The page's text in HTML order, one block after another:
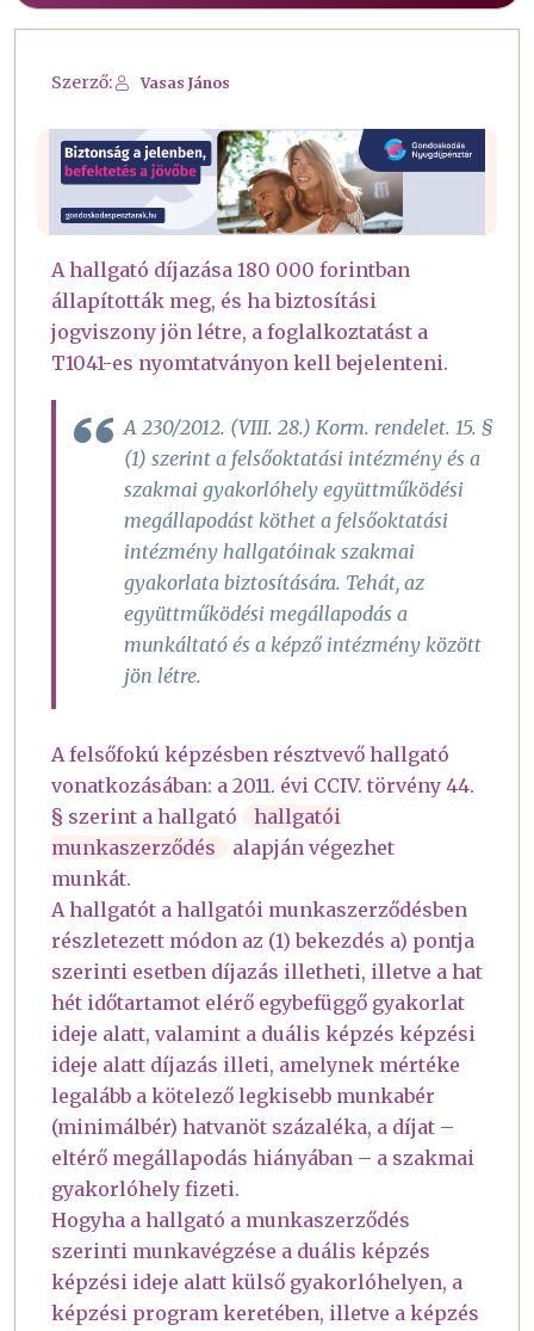
Szerző: Vasas János
A hallgató díjazása 180 000 forintban
állapították meg, és ha biztosítási
jogviszony jön létre, a foglalkoztatást a
T1041-es nyomtatványon kell bejelenteni.
A 230/2012. (VIII. 28.) Korm. rendelet. 15. §
(1) szerint a felsőoktatási intézmény és a
szakmai gyakorlóhely együttműködési
megállapodást köthet a felsőoktatási
intézmény hallgatóinak szakmai
gyakorlata biztosítására. Tehát, az
együttműködési megállapodás a
munkáltató és a képző intézmény között
jön létre.
A felsőfokú képzésben résztvevő hallgató
vonatkozásában: a 2011. évi CCIV. törvény 44.
§ szerint a hallgató
hallgatói
munkaszerződés
alapján végezhet
munkát.
A hallgatót a hallgatói munkaszerződésben
részletezett módon az (1) bekezdés a) pontja
szerinti esetben díjazás illetheti, illetve a hat
hét időtartamot elérő egybefüggő gyakorlat
ideje alatt, valamint a duális képzés képzési
ideje alatt díjazás illeti, amelynek mértéke
legalább a kötelező legkisebb munkabér
(minimálbér) hatvanöt százaléka, a díjat –
eltérő megállapodás hiányában – a szakmai
gyakorlóhely fizeti.
Hogyha a hallgató a munkaszerződés
szerinti munkavégzése a duális képzés
képzési ideje alatt külső gyakorlóhelyen, a
képzési program keretében, illetve a képzés